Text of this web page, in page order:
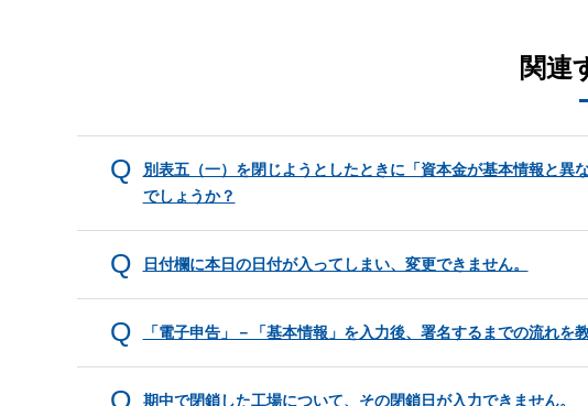
関連
別表五（一）を閉じようとしたときに「資本金が基本情報と
でしょうか？
日付欄に本日の日付が入ってしまい、変更できません。
「電子申告」－「基本情報」を入力後、署名するまでの流れを
期中で閉鎖した工場について、その閉鎖日が入力できません。